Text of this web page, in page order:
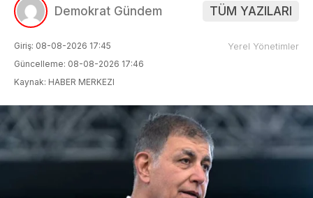
Demokrat Gündem TÜM YAZILARI
Giriş: 08-08-2026 17:45
Güncelleme: 08-08-2026 17:46
Kaynak: HABER MERKEZI
Yerel Yönetimler